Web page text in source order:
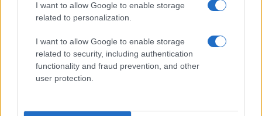
I want to allow Google to enable storage
related to personalization.
I want to allow Google to enable storage
related to security, including authentication
functionality and fraud prevention, and other
user protection.